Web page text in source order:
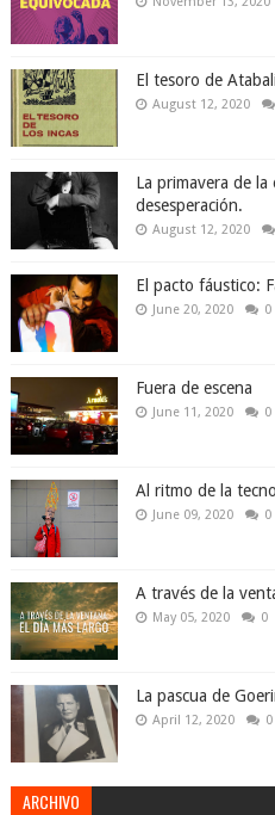
El tesoro de
August 12, 2020
La primavera de
desesperación.
August 12, 2020
El pacto fáustico:
June 20, 2020 0
Fuera de escena
June 11, 2020 0
Al ritmo de la
June 09, 2020 0
A través de la
May 05, 2020 0
La pascua de
April 12, 2020 0
ARCHIVO